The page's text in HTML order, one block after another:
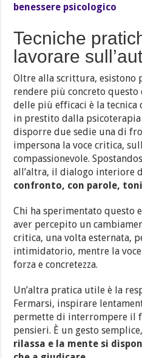
benessere psicologico
Tecniche
lavorare
Oltre alla scrittura, esistono
rendere più concreto
delle più efficaci è la tecnica
in prestito dalla psicoterapia
disporre due sedie una di
impersona la voce critica,
compassionevole.
all’altra, il dialogo interiore
confronto, con parole,
Chi ha sperimentato questo
aver percepito un
critica, una volta esternata,
intimidatorio, mentre la
forza e concretezza.
Un’altra pratica utile è la
Fermarsi, inspirare
permette di interrompere il
pensieri. È un gesto
rilassa e la mente si